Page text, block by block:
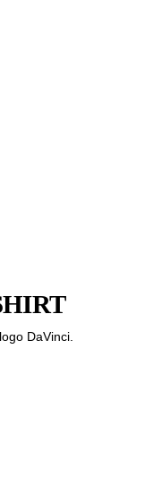
DaVinci.